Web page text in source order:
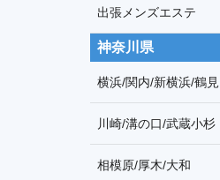
出張メンズエステ
神奈川県
横浜/関内/新横浜/鶴見
川崎/溝の口/武蔵小杉
相模原/厚木/大和